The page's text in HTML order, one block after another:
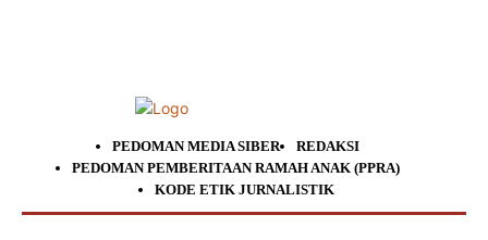
PEDOMAN MEDIA SIBER
REDAKSI
PEDOMAN PEMBERITAAN RAMAH ANAK (PPRA)
KODE ETIK JURNALISTIK